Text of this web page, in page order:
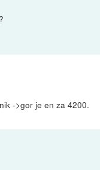
->gor je en za 4200.